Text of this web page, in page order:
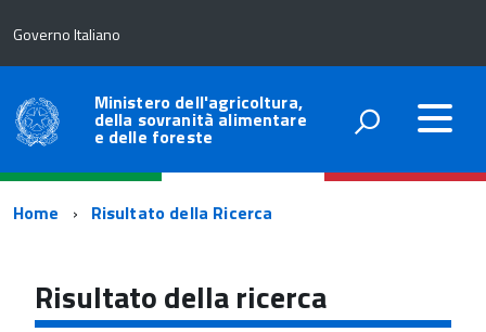
Governo Italiano
Ministero dell'agricoltura,
della sovranità alimentare
e delle foreste
Percorso
navigazione
Home Risultato della Ricerca
Risultato della ricerca